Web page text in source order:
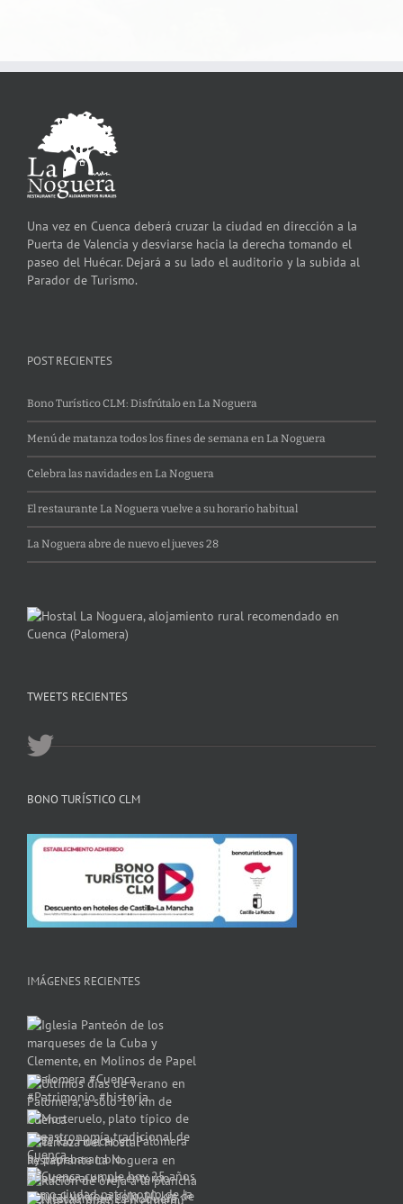
Una vez en Cuenca deberá cruzar la ciudad en dirección a la
Puerta de Valencia y desviarse hacia la derecha tomando el
paseo del Huécar. Dejará a su lado el auditorio y la subida al
Parador de Turismo.
POST RECIENTES
Bono Turístico CLM: Disfrútalo en La Noguera
Menú de matanza todos los fines de semana en La Noguera
Celebra las navidades en La Noguera
El restaurante La Noguera vuelve a su horario habitual
La Noguera abre de nuevo el jueves 28
TWEETS RECIENTES
BONO TURÍSTICO CLM
IMÁGENES RECIENTES